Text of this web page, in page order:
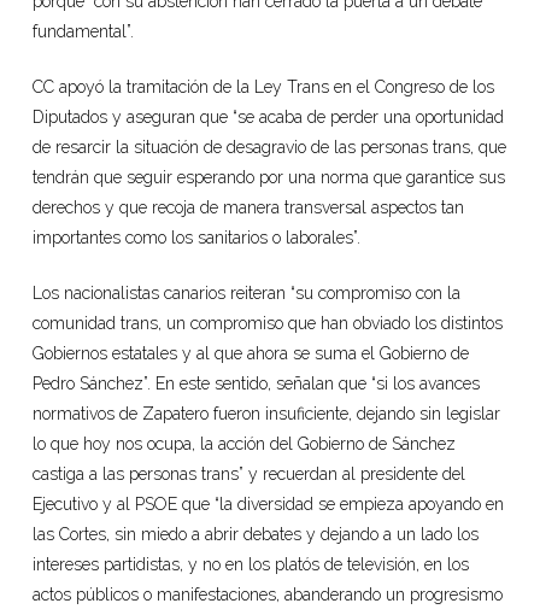
fundamental”.
CC apoyó la tramitación de la Ley Trans en el Congreso de los
Diputados y aseguran que “se acaba de perder una oportunidad
de resarcir la situación de desagravio de las personas trans, que
tendrán que seguir esperando por una norma que garantice sus
derechos y que recoja de manera transversal aspectos tan
importantes como los sanitarios o laborales”.
Los nacionalistas canarios reiteran “su compromiso con la
comunidad trans, un compromiso que han obviado los distintos
Gobiernos estatales y al que ahora se suma el Gobierno de
Pedro Sánchez”. En este sentido, señalan que “si los avances
normativos de Zapatero fueron insuficiente, dejando sin legislar
lo que hoy nos ocupa, la acción del Gobierno de Sánchez
castiga a las personas trans” y recuerdan al presidente del
Ejecutivo y al PSOE que “la diversidad se empieza apoyando en
las Cortes, sin miedo a abrir debates y dejando a un lado los
intereses partidistas, y no en los platós de televisión, en los
actos públicos o manifestaciones, abanderando un progresismo